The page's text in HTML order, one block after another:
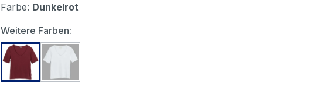
Farbe: Dunkelrot
Weitere Farben:
s.Oliver Damen T-Shirt soft dark pomegranate